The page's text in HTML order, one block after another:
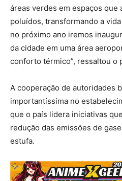
áreas verdes em espaços que
poluídos, transformando a
no próximo ano iremos
da cidade em uma área
conforto térmico”, ressaltou o
A cooperação de autoridades
importantíssima no
que o país lidera iniciativas
redução das emissões de
estufa.